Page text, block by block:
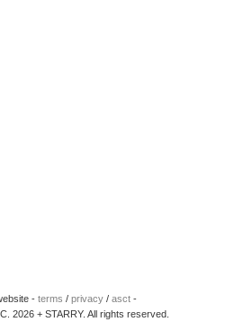
- terms / privacy / asct -
2026 + STARRY. All rights reserved.